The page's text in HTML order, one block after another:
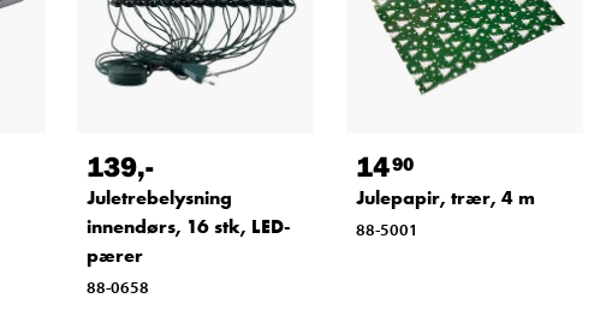
139,-
Juletrebelysning
innendørs, 16 stk, LED-
pærer
88-0658
1490
Julepapir, trær, 4 m
88-5001